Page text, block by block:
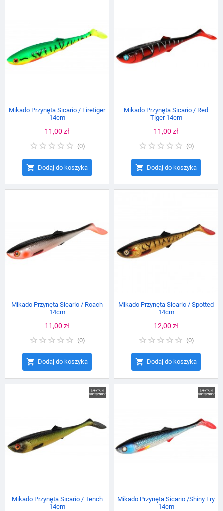
Mikado Przynęta Sicario / Firetiger
14cm
Cena
11,00 zł
(0)
 Dodaj do koszyka
Mikado Przynęta Sicario / Red
Tiger 14cm
Cena
11,00 zł
(0)
 Dodaj do koszyka
Mikado Przynęta Sicario / Roach
14cm
Cena
11,00 zł
(0)
 Dodaj do koszyka
Mikado Przynęta Sicario / Spotted
14cm
Cena
12,00 zł
(0)
 Dodaj do koszyka
Mikado Przynęta Sicario / Tench
14cm
Mikado Przynęta Sicario /Shiny Fry
14cm